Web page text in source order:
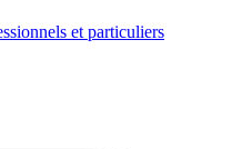
et particuliers